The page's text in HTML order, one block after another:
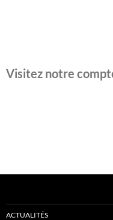
Visitez notre
ACTUALITÉS